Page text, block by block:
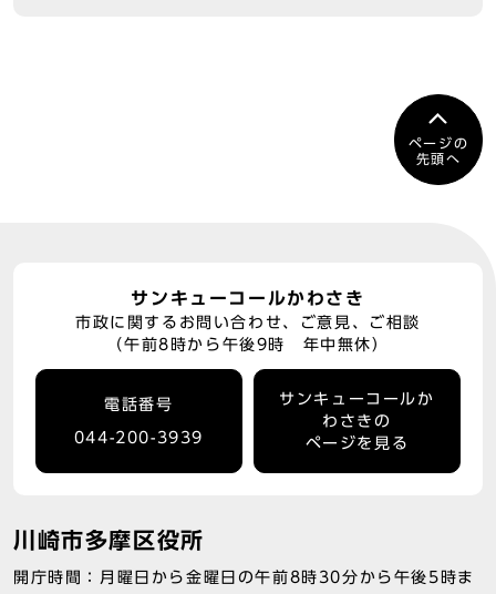
ページの
先頭へ
サンキューコールかわさき
市政に関するお問い合わせ、ご意見、ご相談
（午前8時から午後9時 年中無休）
電話番号
044-200-3939
サンキューコールか
わさきの
ページを見る
川崎市多摩区役所
開庁時間：月曜日から金曜日の午前8時30分から午後5時ま